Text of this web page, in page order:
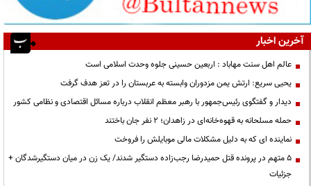
آخرین اخبار
عالم اهل سنت مهاباد : اربعین حسینی جلوه وحدت اسلامی است
یحیی سریع: ارتش یمن مزدوران وابسته به عربستان را در تعز هدف گرفت
دیدار و گفتگوی رئیس‌جمهور با رهبر معظم انقلاب درباره مسائل اقتصادی و نظامی کشور
حمله مسلحانه به قهوه‌خانه‌ای در زاهدان؛ ۲ نفر جان باختند
نماینده ای که به دلیل مشکلات مالی موبایلش را فروخت
۵ متهم در پرونده قتل حمیدرضا رجب‌زاده دستگیر شدند/ یک زن در میان دستگیرشدگان +
جزئیات